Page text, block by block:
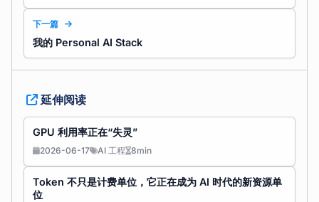
下一篇
我的 Personal AI Stack
延伸阅读
GPU 利用率正在“失灵”
2026-06-17 AI 工程 8min
Token 不只是计费单位，它正在成为 AI 时代的新资源单
位